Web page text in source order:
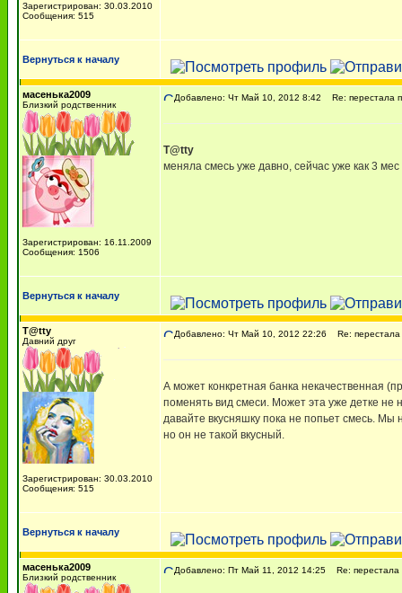
Зарегистрирован: 30.03.2010
Сообщения: 515
Вернуться к началу
масенька2009
Близкий родственник
Зарегистрирован: 16.11.2009
Сообщения: 1506
Добавлено: Чт Май 10, 2012 8:42 Re: перестала
T@tty
меняла смесь уже давно, сейчас уже как 3
Вернуться к началу
T@tty
Давний друг
Зарегистрирован: 30.03.2010
Сообщения: 515
Добавлено: Чт Май 10, 2012 22:26 Re: перестала
А может конкретная банка некачественная
поменять вид смеси. Может эта уже детке
давайте вкусняшку пока не попьет смесь.
но он не такой вкусный.
Вернуться к началу
масенька2009
Близкий родственник
Добавлено: Пт Май 11, 2012 14:25 Re: перестала